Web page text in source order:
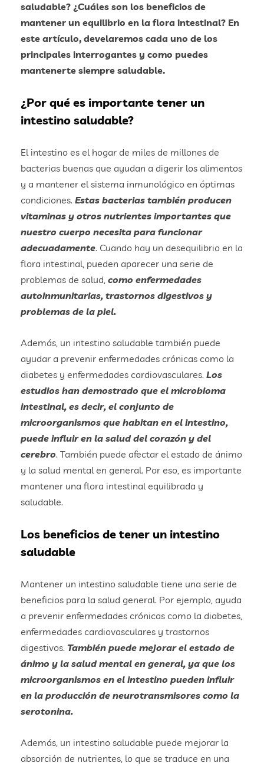
saludable? ¿Cuáles son los beneficios de
mantener un equilibrio en la flora intestinal? En
este artículo, develaremos cada uno de los
principales interrogantes y como puedes
mantenerte siempre saludable.
¿Por qué es importante tener un
intestino saludable?
El intestino es el hogar de miles de millones de
bacterias buenas que ayudan a digerir los alimentos
y a mantener el sistema inmunológico en óptimas
condiciones. Estas bacterias también producen
vitaminas y otros nutrientes importantes que
nuestro cuerpo necesita para funcionar
adecuadamente. Cuando hay un desequilibrio en la
flora intestinal, pueden aparecer una serie de
problemas de salud, como enfermedades
autoinmunitarias, trastornos digestivos y
problemas de la piel.
Además, un intestino saludable también puede
ayudar a prevenir enfermedades crónicas como la
diabetes y enfermedades cardiovasculares. Los
estudios han demostrado que el microbioma
intestinal, es decir, el conjunto de
microorganismos que habitan en el intestino,
puede influir en la salud del corazón y del
cerebro. También puede afectar el estado de ánimo
y la salud mental en general. Por eso, es importante
mantener una flora intestinal equilibrada y
saludable.
Los beneficios de tener un intestino
saludable
Mantener un intestino saludable tiene una serie de
beneficios para la salud general. Por ejemplo, ayuda
a prevenir enfermedades crónicas como la diabetes,
enfermedades cardiovasculares y trastornos
digestivos. También puede mejorar el estado de
ánimo y la salud mental en general, ya que los
microorganismos en el intestino pueden influir
en la producción de neurotransmisores como la
serotonina.
Además, un intestino saludable puede mejorar la
absorción de nutrientes, lo que se traduce en una